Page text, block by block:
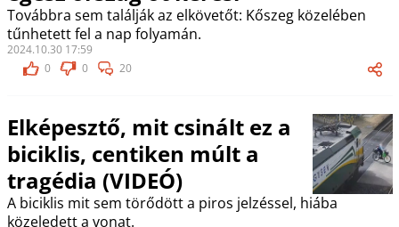
Továbbra sem találják az elkövetőt: Kőszeg közelében
tűnhetett fel a nap folyamán.
2024.10.30 17:59
0
0 20
Elképesztő, mit csinált ez a
biciklis, centiken múlt a
tragédia (VIDEÓ)
A biciklis mit sem törődött a piros jelzéssel, hiába
közeledett a vonat.